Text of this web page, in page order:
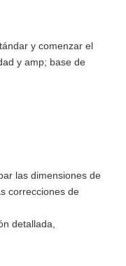
y comenzar el
y amp; base de
las dimensiones de
correcciones de
detallada,